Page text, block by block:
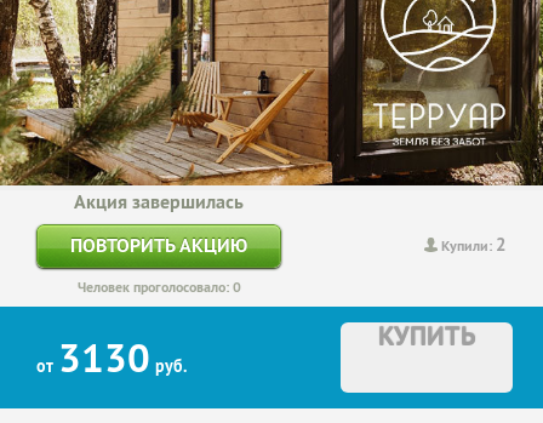
Купили: 2
Акция завершилась
ПОВТОРИТЬ АКЦИЮ
Человек проголосовало: 0
от 3130 руб.
КУПИТЬ